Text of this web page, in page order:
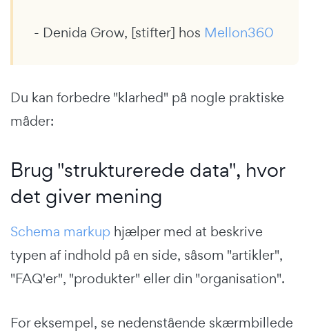
- Denida Grow, [stifter] hos Mellon360
Du kan forbedre "klarhed" på nogle praktiske
måder:
Brug "strukturerede data", hvor
det giver mening
Schema markup hjælper med at beskrive
typen af indhold på en side, såsom "artikler",
"FAQ'er", "produkter" eller din "organisation".
For eksempel, se nedenstående skærmbillede